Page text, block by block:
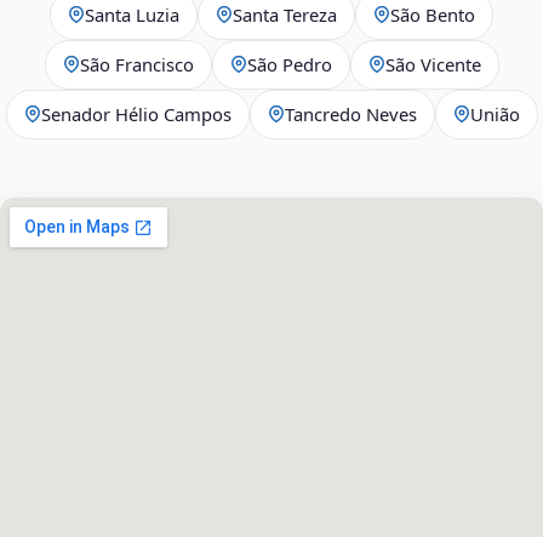
Santa Luzia Santa Tereza São Bento
São Francisco São Pedro São Vicente
Senador Hélio Campos Tancredo Neves União